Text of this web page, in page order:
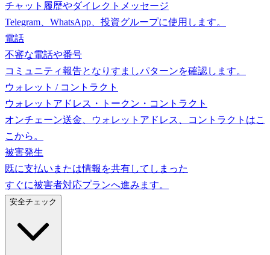
チャット履歴やダイレクトメッセージ
Telegram、WhatsApp、投資グループに使用します。
電話
不審な電話や番号
コミュニティ報告となりすましパターンを確認します。
ウォレット / コントラクト
ウォレットアドレス・トークン・コントラクト
オンチェーン送金、ウォレットアドレス、コントラクトはこ
こから。
被害発生
既に支払いまたは情報を共有してしまった
すぐに被害者対応プランへ進みます。
安全チェック